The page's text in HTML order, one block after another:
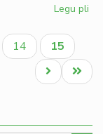
Legu pli
Paĝo
14
Aktuala
paĝo
15
Last
page
Next
page